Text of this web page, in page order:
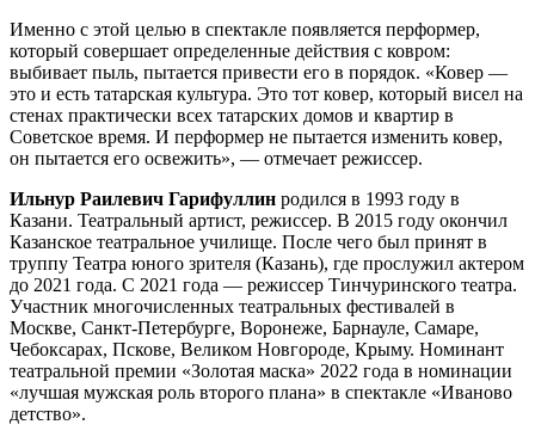
Именно с этой целью в спектакле появляется перформер,
который совершает определенные действия с ковром:
выбивает пыль, пытается привести его в порядок. «Ковер —
это и есть татарская культура. Это тот ковер, который висел на
стенах практически всех татарских домов и квартир в
Советское время. И перформер не пытается изменить ковер,
он пытается его освежить», — отмечает режиссер.
Ильнур Раилевич Гарифуллин родился в 1993 году в
Казани. Театральный артист, режиссер. В 2015 году окончил
Казанское театральное училище. После чего был принят в
труппу Театра юного зрителя (Казань), где прослужил актером
до 2021 года. С 2021 года — режиссер Тинчуринского театра.
Участник многочисленных театральных фестивалей в
Москве, Санкт-Петербурге, Воронеже, Барнауле, Самаре,
Чебоксарах, Пскове, Великом Новгороде, Крыму. Номинант
театральной премии «Золотая маска» 2022 года в номинации
«лучшая мужская роль второго плана» в спектакле «Иваново
детство».